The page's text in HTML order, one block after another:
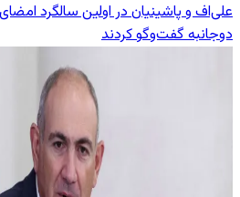
علی‌اف و پاشینیان در اولین سالگرد
دوجانبه گفت‌وگو کردند